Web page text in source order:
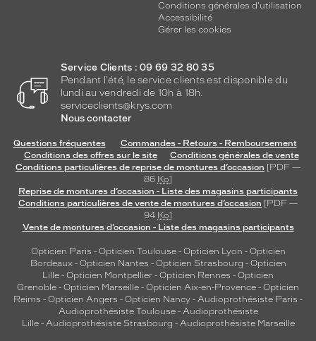
Conditions générales d'utilisation
Accessibilité
Gérer les cookies
Service Clients : 09 69 32 80 35
Pendant l'été, le service clients est disponible du
lundi au vendredi de 10h à 18h.
serviceclients@krys.com
Nous contacter
Questions fréquentes
Commandes - Retours - Remboursement
Conditions des offres sur le site
Conditions générales de vente
Conditions particulières de reprise de montures d’occasion [PDF —
86 Ko]
Reprise de montures d’occasion - Liste des magasins participants
Conditions particulières de vente de montures d’occasion [PDF —
94 Ko]
Vente de montures d’occasion - Liste des magasins participants
Opticien Paris - Opticien Toulouse- Opticien Lyon - Opticien
Bordeaux- Opticien Nantes - Opticien Strasbourg - Opticien
Lille - Opticien Montpellier - Opticien Rennes - Opticien
Grenoble - Opticien Marseille - Opticien Aix-en-Provence - Opticien
Reims - Opticien Angers - Opticien Nancy - Audioprothésiste Paris -
Audioprothésiste Toulouse- Audioprothésiste
Lille- Audioprothésiste Strasbourg - Audioprothésiste Marseille